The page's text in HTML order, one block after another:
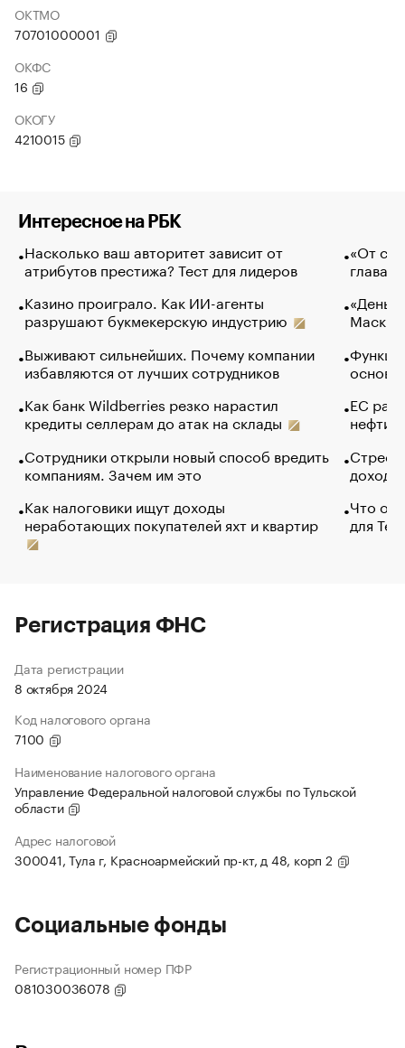
ОКТМО
70701000001
ОКФС
16
ОКОГУ
4210015
Интересное на РБК
Насколько ваш авторитет зависит от
атрибутов престижа? Тест для лидеров
Казино проиграло. Как ИИ-агенты
разрушают букмекерскую индустрию
Выживают сильнейших. Почему компании
избавляются от лучших сотрудников
Как банк Wildberries резко нарастил
кредиты селлерам до атак на склады
Сотрудники открыли новый способ вредить
компаниям. Зачем им это
Как налоговики ищут доходы
неработающих покупателей яхт и квартир
«От
глава
Маск в
основ
ЕС
нефти
Что
для
Регистрация ФНС
Дата регистрации
8 октября 2024
Код налогового органа
7100
Наименование налогового органа
Управление Федеральной налоговой службы по Тульской
области
Адрес налоговой
300041, Тула г, Красноармейский пр-кт, д 48, корп 2
Социальные фонды
Регистрационный номер ПФР
081030036078